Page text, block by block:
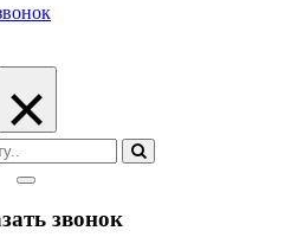
×
звонок